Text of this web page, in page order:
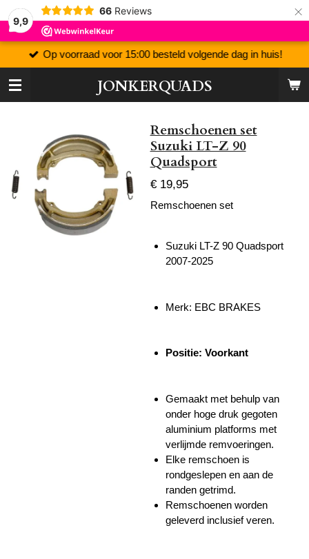
9,9
66 Reviews ×
JONKERQUADS
Op voorraad voor 15:00 besteld volgende dag in huis!
Remschoenen set
Suzuki LT-Z 90
Quadsport
€ 19,95
Remschoenen set
Suzuki LT-Z 90 Quadsport
2007-2025
Merk: EBC BRAKES
Positie: Voorkant
Gemaakt met behulp van
onder hoge druk gegoten
aluminium platforms met
verlijmde remvoeringen.
Elke remschoen is
rondgeslepen en aan de
randen getrimd.
Remschoenen worden
geleverd inclusief veren.